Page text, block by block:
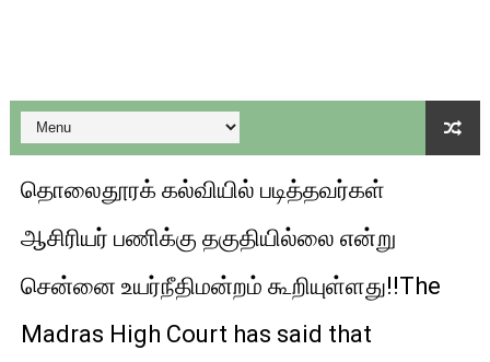
பள்ளி காலை வழிபாட்டு செயல்பாடுகள் - 06-11-2025
கேட் நுழைவுத்தேர்வு ஹால் டிக்கெட் 12-ந்தேதி வெளியாகிறது
பள்ளி காலை வழிபாட்டு செயல்பாடுகள் - 03/03/2026
தொலைதூரக் கல்வியில் படித்தவர்கள்
ஆசிரியர் பணிக்கு தகுதியில்லை என்று
சென்னை உயர்நீதிமன்றம் கூறியுள்ளது!!The
Madras High Court has said that